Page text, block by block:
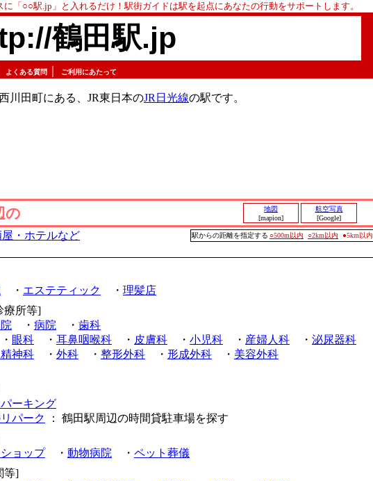
に「○○駅.jp」と入れるだけ！駅街ガイドは駅を起点にあなたの行動をサポートします。
鶴田駅.jp
よくある質問 ご利用にあたって
川田町にある、JR東日本のJR日光線の駅です。
の
地図
[mapion]
航空写真
[Google]
屋・ホテルなど 駅からの距離を指定する ○500m以内 ○2km以内 ●5km以内
・ エステティック ・ 理髪店
療所等]
・ 病院 ・ 歯科
眼科 ・ 耳鼻咽喉科 ・ 皮膚科 ・ 小児科 ・ 産婦人科 ・ 泌尿器科
神科 ・ 外科 ・ 整形外科 ・ 形成外科 ・ 美容外科
ーキング
パーク
： 鶴田駅周辺の時間貸駐車場を探す
ョップ・ 動物病院 ・ ペット葬儀
等]